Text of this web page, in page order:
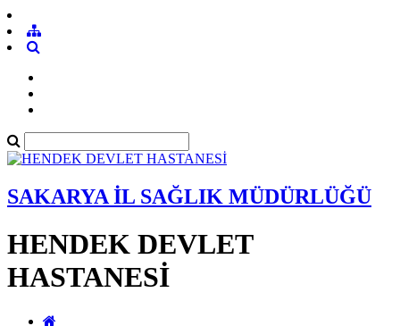
SAKARYA İL SAĞLIK MÜDÜRLÜĞÜ
HENDEK DEVLET
HASTANESİ